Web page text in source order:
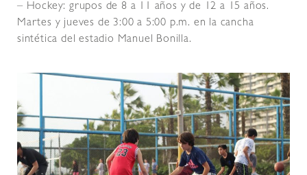
– Hockey: grupos de 8 a 11 años y de 12 a 15 años.
Martes y jueves de 3:00 a 5:00 p.m. en la cancha
sintética del estadio Manuel Bonilla.